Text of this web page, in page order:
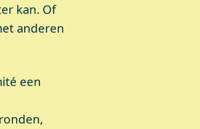
kan. Of
anderen
een